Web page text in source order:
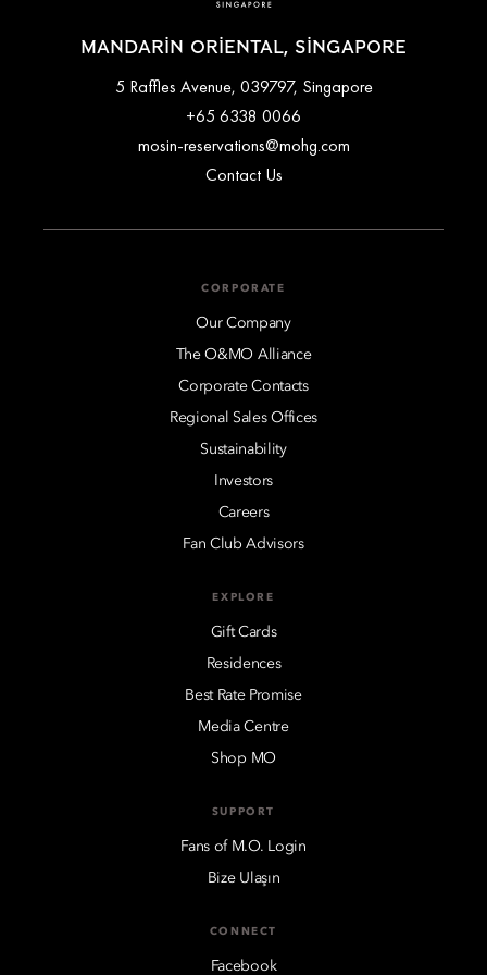
MANDARIN ORIENTAL, SINGAPORE
5 Raffles Avenue, 039797, Singapore
+65 6338 0066
mosin-reservations@mohg.com
Contact Us
CORPORATE
Our Company
The O&MO Alliance
Corporate Contacts
Regional Sales Offices
Sustainability
Investors
Careers
Fan Club Advisors
EXPLORE
Gift Cards
Residences
Best Rate Promise
Media Centre
Shop MO
SUPPORT
Fans of M.O. Login
Bize Ulaşın
CONNECT
Facebook